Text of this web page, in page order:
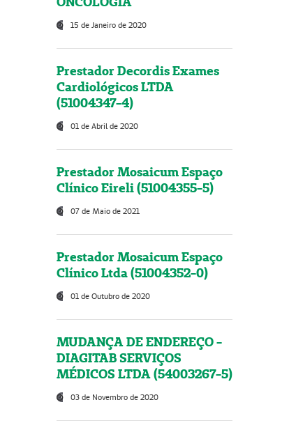
15 de Janeiro de 2020
Prestador Decordis Exames
Cardiológicos LTDA
(51004347-4)
01 de Abril de 2020
Prestador Mosaicum Espaço
Clínico Eireli (51004355-5)
07 de Maio de 2021
Prestador Mosaicum Espaço
Clínico Ltda (51004352-0)
01 de Outubro de 2020
MUDANÇA DE ENDEREÇO -
DIAGITAB SERVIÇOS
MÉDICOS LTDA (54003267-5)
03 de Novembro de 2020